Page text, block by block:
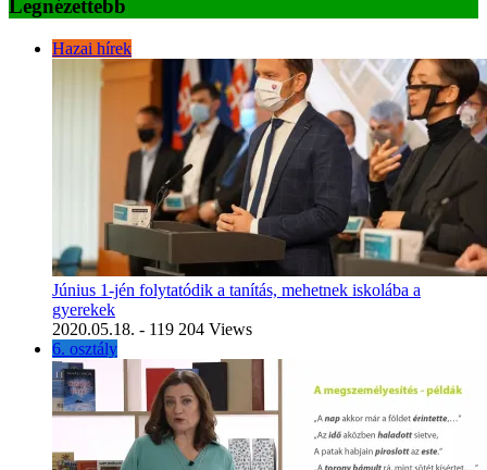
Legnézettebb
Hazai hírek
Június 1-jén folytatódik a tanítás, mehetnek iskolába a
gyerekek
2020.05.18. - 119 204 Views
6. osztály